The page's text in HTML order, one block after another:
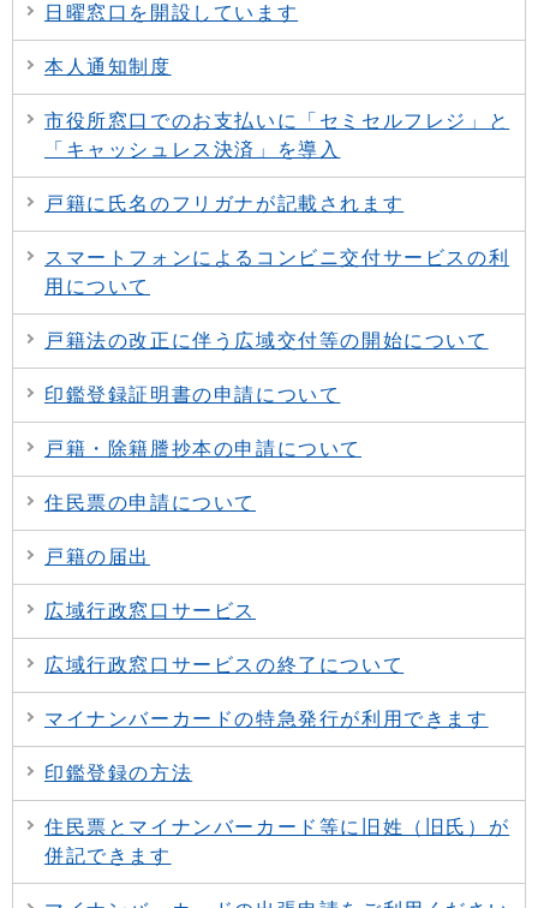
日曜窓口を開設しています
本人通知制度
市役所窓口でのお支払いに「セミセルフレジ」と
「キャッシュレス決済」を導入
戸籍に氏名のフリガナが記載されます
スマートフォンによるコンビニ交付サービスの利
用について
戸籍法の改正に伴う広域交付等の開始について
印鑑登録証明書の申請について
戸籍・除籍謄抄本の申請について
住民票の申請について
戸籍の届出
広域行政窓口サービス
広域行政窓口サービスの終了について
マイナンバーカードの特急発行が利用できます
印鑑登録の方法
住民票とマイナンバーカード等に旧姓（旧氏）が
併記できます